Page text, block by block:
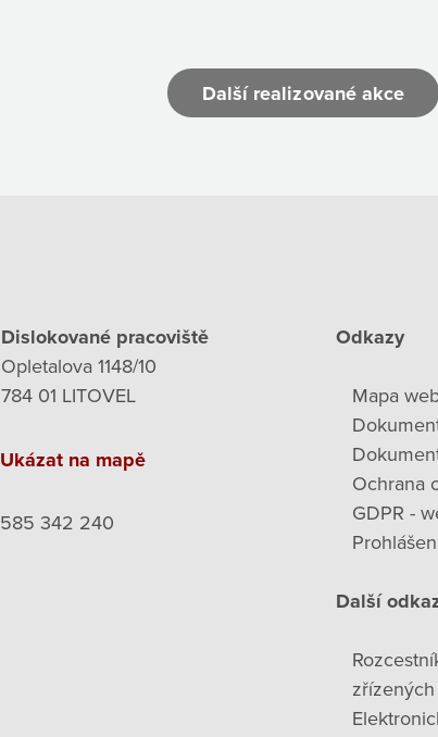
Další realizované akce
Dislokované pracoviště
Opletalova 1148/10
784 01 LITOVEL
Ukázat na mapě
585 342 240
Odkazy
Mapa
Ochrana
GDPR -
Další